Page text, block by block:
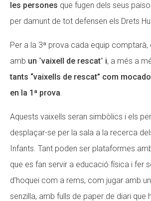
les persones que fugen dels seus
per damunt de tot defensen els Drets
Per a la 3ª prova cada equip
amb un “vaixell de rescat” i, a més a
tants “vaixells de rescat” com
en la 1ª prova.
Aquests vaixells seran simbòlics i els
desplaçar-se per la sala a la recerca
Infants. Tant poden ser plataformes
que es fan servir a educació física i fer
d’hoquei com a rems, com jugar amb
senzilla, amb fulls de paper de diari que